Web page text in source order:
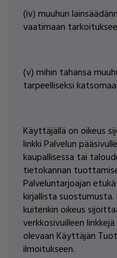
(iv) muuhun
vaatimaan
(v) mihin tahansa
tarpeelliseksi
Käyttäjällä on oikeus
linkki Palvelun
kaupallisessa tai
tietokannan
Palveluntarjoajan
kirjallista
kuitenkin oikeus
verkkosivuilleen
olevaan Käyttäjän
ilmoitukseen.